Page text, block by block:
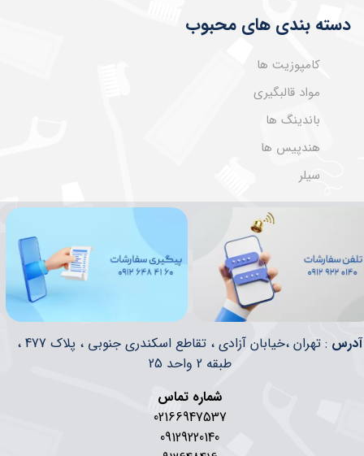
دسته بندی های محبوب
کامپوزیت ها
مواد قالبگیری
باندینگ ها
هندپیس ها
سیلر
​​آدرس
: تهران ،خیابان آزادی ، تقاطع اسکندری جنوبی ، پلاک 477 ،
طبقه 2 واحد 25
شماره تماس
02166947537
09129220140